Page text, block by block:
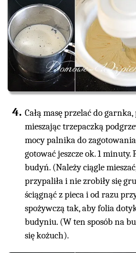
Całą masę przelać do
mieszając trzepaczką
mocy palnika do
gotować jeszcze ok. 1 minuty.
budyń. (Należy ciągle
przypaliła i nie zrobiły się
ściągnąć z pieca i od razu
spożywczą tak, aby folia
budyniu. (W ten sposób na
się kożuch).